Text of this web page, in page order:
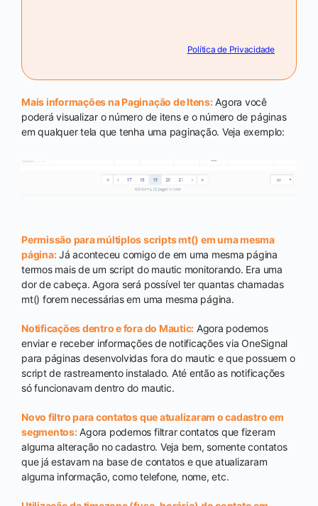
Política de Privacidade
Mais informações na Paginação de Itens:Agora você
poderá visualizar o número de itens e o número de páginas
em qualquer tela que tenha uma paginação. Veja exemplo:
Permissão para múltiplos scripts mt() em uma mesma
página:Já aconteceu comigo de em uma mesma página
termos mais de um script do mautic monitorando. Era uma
dor de cabeça. Agora será possível ter quantas chamadas
mt() forem necessárias em uma mesma página.
Notificações dentro e fora do Mautic: Agora podemos
enviar e receber informações de notificações via OneSignal
para páginas desenvolvidas fora do mautic e que possuem o
script de rastreamento instalado. Até então as notificações
só funcionavam dentro do mautic.
Novo filtro para contatos que atualizaram o cadastro em
segmentos:Agora podemos filtrar contatos que fizeram
alguma alteração no cadastro. Veja bem, somente contatos
que já estavam na base de contatos e que atualizaram
alguma informação, como telefone, nome, etc.